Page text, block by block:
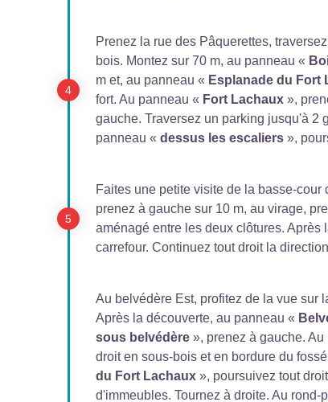
Prenez la rue des Pâquerettes,
bois. Montez sur 70 m, au panneau «
m et, au panneau « Esplanade du Fort
fort. Au panneau « Fort Lachaux »,
gauche. Traversez un parking jusqu'à 2
panneau « dessus les escaliers »,
Faites une petite visite de la basse-
prenez à gauche sur 10 m, au virage,
aménagé entre les deux clôtures. Après
carrefour. Continuez tout droit la
Au belvédère Est, profitez de la vue sur
Après la découverte, au panneau «
sous belvédère », prenez à gauche. Au
droit en sous-bois et en bordure du
du Fort Lachaux », poursuivez tout
d'immeubles. Tournez à droite. Au